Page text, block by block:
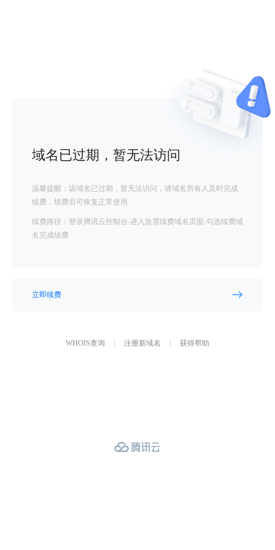
域名已过期，暂无法访问
温馨提醒：该域名已过期，暂无法访问，请域名所有人及时完成
续费，续费后可恢复正常使用
续费路径：登录腾讯云控制台-进入急需续费域名页面-勾选续费域
名完成续费
立即续费
WHOIS查询 注册新域名 获得帮助